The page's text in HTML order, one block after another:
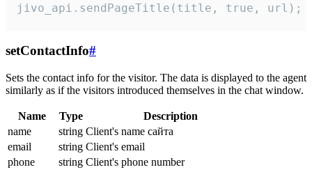
jivo_api.sendPageTitle(title, true, url);
setContactInfo#
Sets the contact info for the visitor. The data is displayed to the agent
similarly as if the visitors introduced themselves in the chat window.
Name Type
Description
name
string Client's name сайта
email
string Client's email
phone
string Client's phone number